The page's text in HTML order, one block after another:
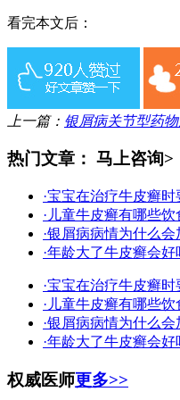
看完本文后：
上一篇： 银屑病关节型药
热门文章： 马上咨询>
·宝宝在治疗牛皮癣时
·儿童牛皮癣有哪些饮
·银屑病病情为什么会
·年龄大了牛皮癣会好
·宝宝在治疗牛皮癣时
·儿童牛皮癣有哪些饮
·银屑病病情为什么会
·年龄大了牛皮癣会好
权威医师更多>>